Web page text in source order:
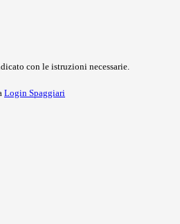
con le istruzioni necessarie.
Login Spaggiari